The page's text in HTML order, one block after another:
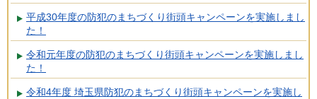
平成30年度の防犯のまちづくり街頭キャンペーンを実施しまし
た！
令和元年度の防犯のまちづくり街頭キャンペーンを実施しまし
た！
令和4年度 埼玉県防犯のまちづくり街頭キャンペーンを実施し